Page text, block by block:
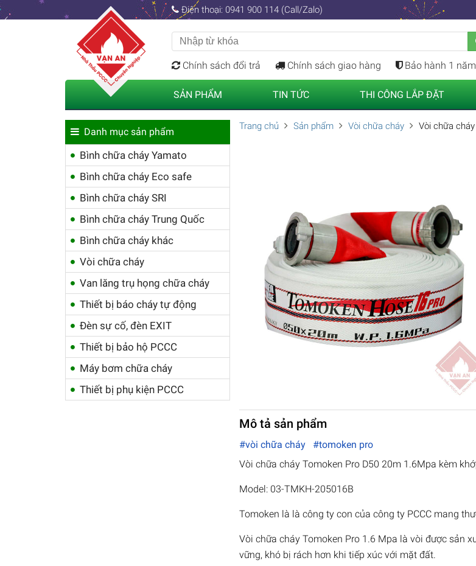
Điện thoại: 0941 900 114 (Call/Zalo)
Chính sách đổi trả Chính sách giao hàng Bảo hành 1 năm
SẢN PHẨM TIN TỨC THI CÔNG LẮP ĐẶT
Danh mục sản phẩm
Bình chữa cháy Yamato
Bình chữa cháy Eco safe
Bình chữa cháy SRI
Bình chữa cháy Trung Quốc
Bình chữa cháy khác
Vòi chữa cháy
Van lăng trụ họng chữa cháy
Thiết bị báo cháy tự động
Đèn sự cố, đèn EXIT
Thiết bị bảo hộ PCCC
Máy bơm chữa cháy
Thiết bị phụ kiện PCCC
Trang chủ Sản phẩm Vòi chữa cháy Vòi chữa
Mô tả sản phẩm
#vòi chữa cháy
#tomoken pro
Vòi chữa cháy Tomoken Pro D50 20m 1.6Mpa kèm
Model: 03-TMKH-205016B
Tomoken là là công ty con của công ty PCCC mang
Vòi chữa cháy Tomoken Pro 1.6 Mpa là vòi được sản
vững, khó bị rách hơn khi tiếp xúc với mặt đất.